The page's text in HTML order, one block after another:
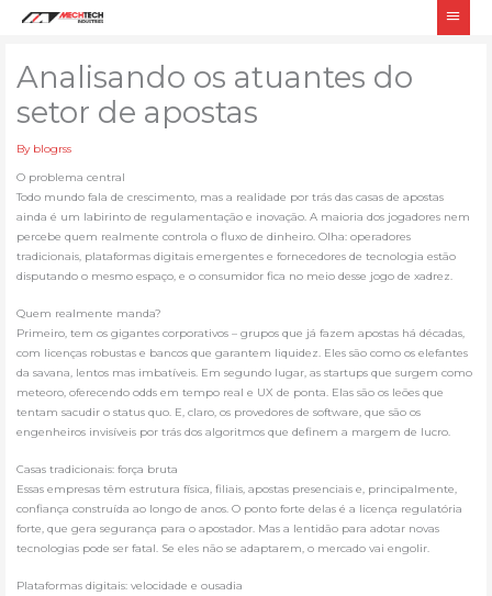
Main
Analisando os atuantes do
setor de apostas
By blogrss
O problema central
Todo mundo fala de crescimento, mas a realidade por trás das casas de apostas
ainda é um labirinto de regulamentação e inovação. A maioria dos jogadores nem
percebe quem realmente controla o fluxo de dinheiro. Olha: operadores
tradicionais, plataformas digitais emergentes e fornecedores de tecnologia estão
disputando o mesmo espaço, e o consumidor fica no meio desse jogo de xadrez.
Quem realmente manda?
Primeiro, tem os gigantes corporativos – grupos que já fazem apostas há décadas,
com licenças robustas e bancos que garantem liquidez. Eles são como os elefantes
da savana, lentos mas imbatíveis. Em segundo lugar, as startups que surgem como
meteoro, oferecendo odds em tempo real e UX de ponta. Elas são os leões que
tentam sacudir o status quo. E, claro, os provedores de software, que são os
engenheiros invisíveis por trás dos algoritmos que definem a margem de lucro.
Casas tradicionais: força bruta
Essas empresas têm estrutura física, filiais, apostas presenciais e, principalmente,
confiança construída ao longo de anos. O ponto forte delas é a licença regulatória
forte, que gera segurança para o apostador. Mas a lentidão para adotar novas
tecnologias pode ser fatal. Se eles não se adaptarem, o mercado vai engolir.
Plataformas digitais: velocidade e ousadia